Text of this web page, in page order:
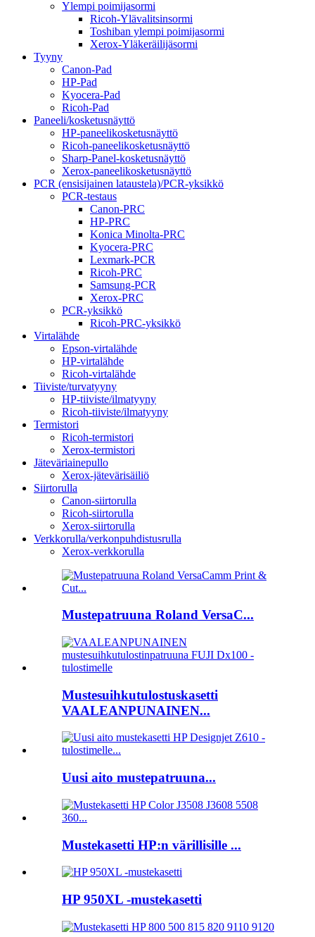
Ylempi poimijasormi
Ricoh-Ylävalitsinsormi
Toshiban ylempi poimijasormi
Xerox-Yläkeräilijäsormi
Tyyny
Canon-Pad
HP-Pad
Kyocera-Pad
Ricoh-Pad
Paneeli/kosketusnäyttö
HP-paneelikosketusnäyttö
Ricoh-paneelikosketusnäyttö
Sharp-Panel-kosketusnäyttö
Xerox-paneelikosketusnäyttö
PCR (ensisijainen lataustela)/PCR-yksikkö
PCR-testaus
Canon-PRC
HP-PRC
Konica Minolta-PRC
Kyocera-PRC
Lexmark-PCR
Ricoh-PRC
Samsung-PCR
Xerox-PRC
PCR-yksikkö
Ricoh-PRC-yksikkö
Virtalähde
Epson-virtalähde
HP-virtalähde
Ricoh-virtalähde
Tiiviste/turvatyyny
HP-tiiviste/ilmatyyny
Ricoh-tiiviste/ilmatyyny
Termistori
Ricoh-termistori
Xerox-termistori
Jäteväriainepullo
Xerox-jätevärisäiliö
Siirtorulla
Canon-siirtorulla
Ricoh-siirtorulla
Xerox-siirtorulla
Verkkorulla/verkonpuhdistusrulla
Xerox-verkkorulla
Mustepatruuna Roland VersaC...
Mustesuihkutulostuskasetti
VAALEANPUNAINEN...
Uusi aito mustepatruuna...
Mustekasetti HP:n värillisille ...
HP 950XL -mustekasetti